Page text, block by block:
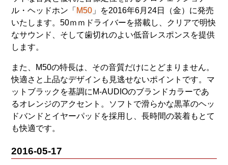
ル・ヘッドホン「 M50 」を2016年6月24日（金）に発売
いたします。50ｍｍドライバーを搭載し、クリアで明快
なサウンド、そして歯切れのよい低音レスポンスを提供
します。
また、M50の特長は、その音質だけにとどまりません。
快適さと上品なデザインも見逃せないポイントです。マ
ットブラックを基調にM-AUDIOのブランドカラーであ
るオレンジのアクセント。ソフトで滑らかな黒革のヘッ
ドバンドとイヤーパッドを採用し、長時間の装着もとて
も快適です。
2016-05-17